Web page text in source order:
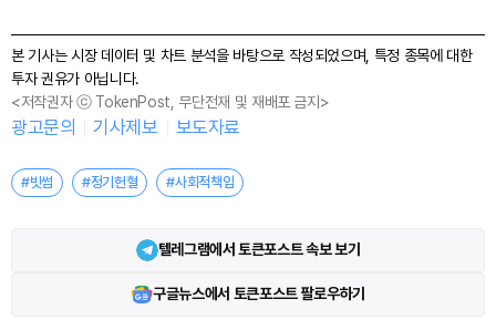
본 기사는 시장 데이터 및 차트 분석을 바탕으로 작성되었으며, 특정 종목에 대한
투자 권유가 아닙니다.
<저작권자 ⓒ TokenPost, 무단전재 및 재배포 금지>
광고문의 기사제보 보도자료
#빗썸 #정기헌혈 #사회적책임
텔레그램에서 토큰포스트 속보 보기
구글뉴스에서 토큰포스트 팔로우하기